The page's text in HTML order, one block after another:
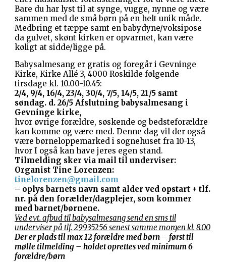
Bare du har lyst til at synge, vugge, nynne og være
sammen med de små børn på en helt unik måde.
Medbring et tæppe samt en babydyne/voksipose
da gulvet, skønt kirken er opvarmet, kan være
køligt at sidde/ligge på.
Babysalmesang er gratis og foregår i Gevninge
Kirke, Kirke Allé 3, 4000 Roskilde følgende
tirsdage kl. 10.00-10.45:
2/4, 9/4, 16/4, 23/4, 30/4, 7/5, 14/5, 21/5 samt
søndag. d. 26/5 Afslutning babysalmesang i
Gevninge kirke,
hvor øvrige forældre, søskende og bedsteforældre
kan komme og være med. Denne dag vil der også
være børneloppemarked i sognehuset fra 10-13,
hvor I også kan have jeres egen stand.
Tilmelding sker via mail til underviser:
Organist Tine Lorenzen:
tinelorenzen@gmail.com
– oplys barnets navn samt alder ved opstart + tlf.
nr. på den forælder/dagplejer, som kommer
med barnet/børnene.
Ved evt. afbud til babysalmesang send en sms til
underviser på tlf. 29935256 senest samme morgen kl. 8.00
Der er plads til max 12 forældre med børn – først til
mølle tilmelding – holdet oprettes ved minimum 6
forældre/børn